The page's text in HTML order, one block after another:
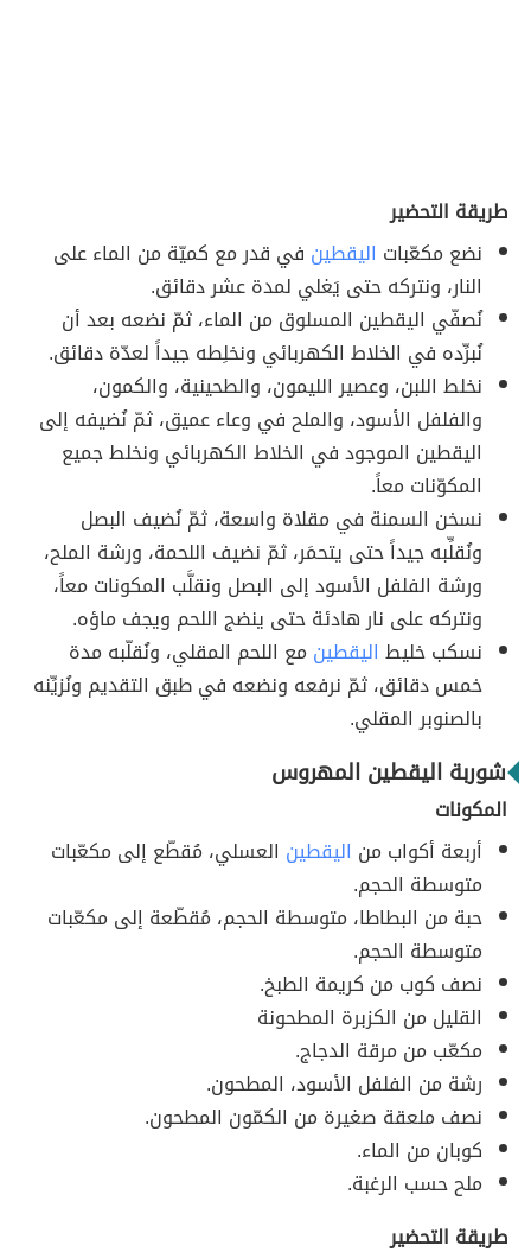
طريقة التحضير
نضع مكعّبات اليقطين في قدر مع كميّة من الماء على
النار، ونتركه حتى يَغلي لمدة عشر دقائق.
نُصفّي اليقطين المسلوق من الماء، ثمّ نضعه بعد أن
نُبرِّده في الخلاط الكهربائي ونخلِطه جيداً لعدّة دقائق.
نخلط اللبن، وعصير الليمون، والطحينية، والكمون،
والفلفل الأسود، والملح في وعاء عميق، ثمّ نُضيفه إلى
اليقطين الموجود في الخلاط الكهربائي ونخلط جميع
المكوّنات معاً.
نسخن السمنة في مقلاة واسعة، ثمّ نُضيف البصل
ونُقلِّبه جيداً حتى يتحمَر، ثمّ نضيف اللحمة، ورشة الملح،
ورشة الفلفل الأسود إلى البصل ونقلَّب المكونات معاً،
ونتركه على نار هادئة حتى ينضج اللحم ويجف ماؤه.
نسكب خليط اليقطين مع اللحم المقلي، ونُقلّبه مدة
خمس دقائق، ثمّ نرفعه ونضعه في طبق التقديم ونُزيِّنه
بالصنوبر المقلي.
شوربة اليقطين المهروس
المكونات
أربعة أكواب من اليقطين العسلي، مُقطّع إلى مكعّبات
متوسطة الحجم.
حبة من البطاطا، متوسطة الحجم، مُقطّعة إلى مكعّبات
متوسطة الحجم.
نصف كوب من كريمة الطبخ.
القليل من الكزبرة المطحونة
مكعّب من مرقة الدجاج.
رشة من الفلفل الأسود، المطحون.
نصف ملعقة صغيرة من الكمّون المطحون.
كوبان من الماء.
ملح حسب الرغبة.
طريقة التحضير